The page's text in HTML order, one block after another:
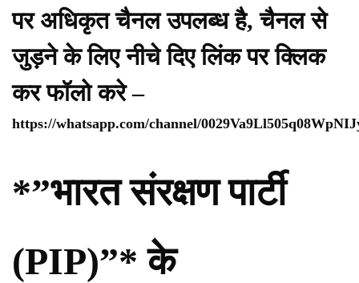
पर अधिकृत चैनल उपलब्ध है, चैनल से
जुड़ने के लिए नीचे दिए लिंक पर क्लिक
कर फॉलो करे –
https://whatsapp.com/channel/
*”भारत संरक्षण पार्टी
(PIP)”* के